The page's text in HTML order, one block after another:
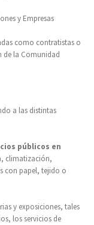
y Empresas
como contratistas o
de la Comunidad
a las distintas
públicos en
climatización,
con papel, tejido o
y exposiciones, tales
los servicios de